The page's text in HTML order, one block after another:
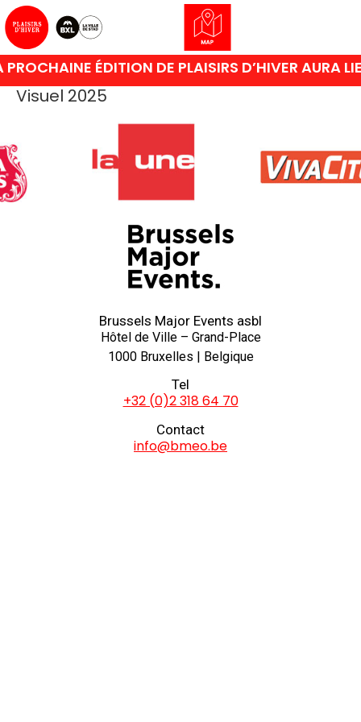
ÉDITION DE PLAISIRS D’HIVER AURA
Visuel 2025
Brussels Major Events asbl
Hôtel de Ville – Grand-Place
1000 Bruxelles | Belgique
Tel
+32 (0)2 318 64 70
Contact
info@bmeo.be